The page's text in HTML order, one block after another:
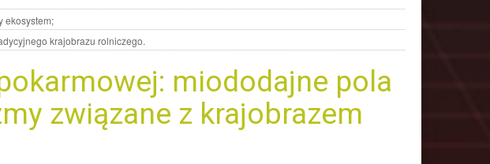
ekosystem;
krajobrazu rolniczego.
miododajne pola
związane z krajobrazem